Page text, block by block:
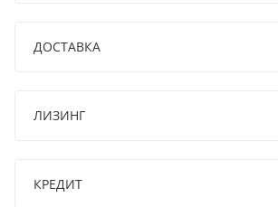
ДОСТАВКА
ЛИЗИНГ
КРЕДИТ